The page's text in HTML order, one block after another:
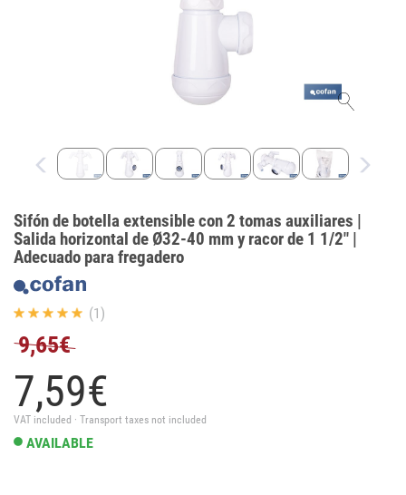
Sifón de botella extensible con 2 tomas auxiliares |
Salida horizontal de Ø32-40 mm y racor de 1 1/2" |
Adecuado para fregadero
(1)
9,65€
7,59€
VAT included · Transport taxes not included
AVAILABLE